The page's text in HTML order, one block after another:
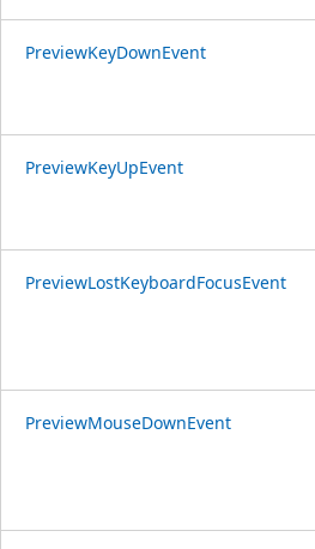
PreviewKeyDownEvent
PreviewKeyUpEvent
PreviewLostKeyboardFocusEvent
PreviewMouseDownEvent